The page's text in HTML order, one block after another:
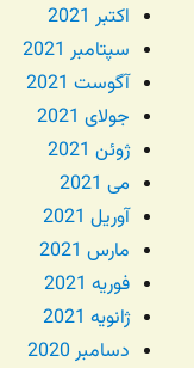
اکتبر 2021
سپتامبر 2021
آگوست 2021
جولای 2021
ژوئن 2021
می 2021
آوریل 2021
مارس 2021
فوریه 2021
ژانویه 2021
دسامبر 2020